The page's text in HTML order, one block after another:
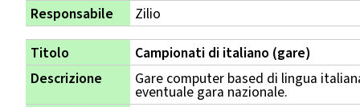
Responsabile
Zilio
Titolo
Campionati di italiano (gare)
Descrizione
Gare computer based di lingua
eventuale gara nazionale.